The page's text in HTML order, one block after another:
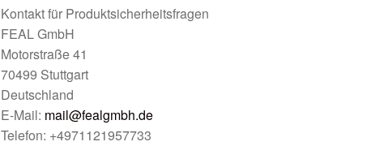
Kontakt für Produktsicherheitsfragen
FEAL GmbH
Motorstraße 41
70499 Stuttgart
Deutschland
E-Mail: mail@fealgmbh.de
Telefon: +4971121957733